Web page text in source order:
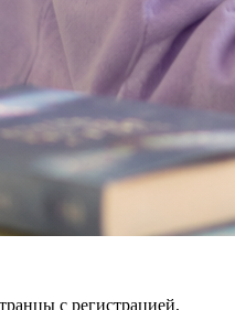
с регистрацией,